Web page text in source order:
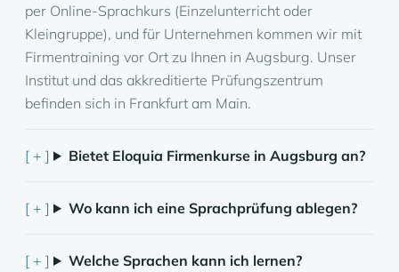
per Online-Sprachkurs (Einzelunterricht oder
Kleingruppe), und für Unternehmen kommen wir mit
Firmentraining vor Ort zu Ihnen in Augsburg. Unser
Institut und das akkreditierte Prüfungszentrum
befinden sich in Frankfurt am Main.
Bietet Eloquia Firmenkurse in Augsburg an?
Wo kann ich eine Sprachprüfung ablegen?
Welche Sprachen kann ich lernen?